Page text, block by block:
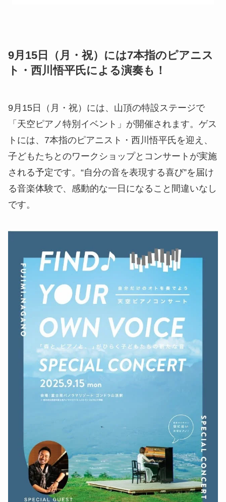
9月15日（月・祝）には7本指のピアニス
ト・西川悟平氏による演奏も！
9月15日（月・祝）には、山頂の特設ステージで
「天空ピアノ特別イベント」が開催されます。ゲス
トには、7本指のピアニスト・西川悟平氏を迎え、
子どもたちとのワークショップとコンサートが実施
される予定です。“自分の音を表現する喜び”を届け
る音楽体験で、感動的な一日になること間違いなし
です。